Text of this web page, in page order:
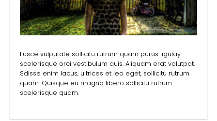
Fusce vulputate sollicitu rutrum quam purus ligulay
scelerisque orci vestibulum quis. Aliquam erat volutpat.
Sdisse enim lacus, ultrices et leo eget, sollicitu rutrum
quam. Quisque eu magna libero sollicitu rutrum
scelerisque quam.